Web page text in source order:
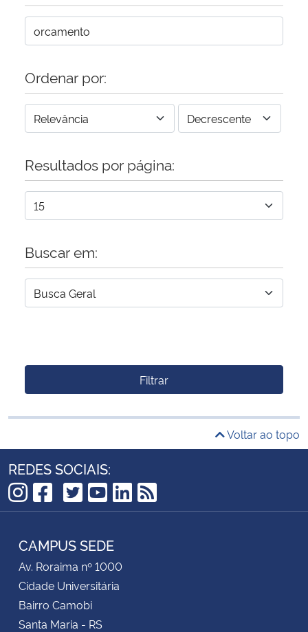
Ordenar por:
Resultados por página:
Buscar em:
Filtrar
Voltar ao topo
REDES SOCIAIS:
Instagram
Facebook
TikTok
Twitter
YouTube
LinkedIn
RSS
CAMPUS SEDE
Av. Roraima nº 1000
Cidade Universitária
Bairro Camobi
Santa Maria - RS